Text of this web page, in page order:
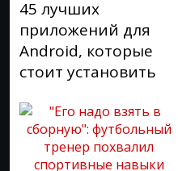
45 лучших
приложений для
Android, которые
стоит установить